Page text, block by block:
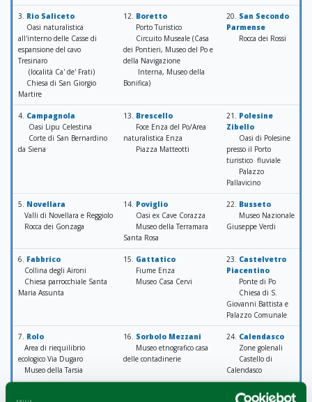
3. Rio Saliceto
Oasi naturalistica
all'interno delle Casse di
espansione del cavo
Tresinaro
(località Ca' de' Frati)
Chiesa di San Giorgio
Martire
12. Boretto
Porto Turistico
Circuito Museale (Casa
dei Pontieri, Museo del Po e
della Navigazione
Interna, Museo della
Bonifica)
20. San Secondo
Parmense
Rocca dei Rossi
4. Campagnola
Oasi Lipu Celestina
Corte di San Bernardino
da Siena
13. Brescello
Foce Enza del Po/Area
naturalistica Enza
Piazza Matteotti
21.
Polesine
Zibello
Oasi di Polesine
presso il Porto
turistico fluviale
Palazzo
Pallavicino
5. Novellara
Valli di Novellara e Reggiolo
Rocca dei Gonzaga
14. Poviglio
Oasi ex Cave Corazza
Museo della Terramara
Santa Rosa
22. Busseto
Museo Nazionale
Giuseppe Verdi
6. Fabbrico
Collina degli Aironi
Chiesa parrocchiale Santa
Maria Assunta
15. Gattatico
Fiume Enza
Museo Casa Cervi
23. Castelvetro
Piacentino
Ponte di Po
Chiesa di S.
Giovanni Battista e
Palazzo Comunale
7. Rolo
Area di riequilibrio
ecologico Via Dugaro
Museo della Tarsia
16. Sorbolo Mezzani
Museo etnografico casa
delle contadinerie
24. Calendasco
Zone golenali
Castello di
Calendasco
25.Sarmato